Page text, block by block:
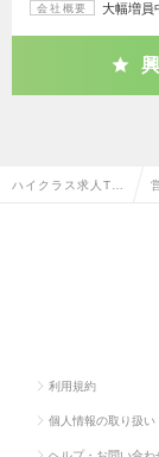
会社概要 大幅増員
ハイクラス求人TO
利用規約
個人情報の取り扱い